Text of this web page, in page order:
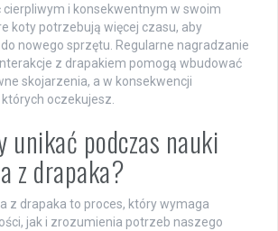
cierpliwym i konsekwentnym w swoim
koty potrzebują więcej czasu, aby
nowego sprzętu. Regularne nagradzanie
z drapakiem pomogą wbudować
skojarzenia, a w konsekwencji
oczekujesz.
unikać podczas nauki
z drapaka?
z drapaka to proces, który wymaga
jak i zrozumienia potrzeb naszego